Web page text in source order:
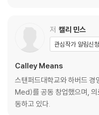
4장. 당신의 몸에 답이 있다
웨어러블 기기에서 통찰을 얻다
증상은 선물이다
몸이 고장 나기 전에 파악하기
연속 혈당
15분 진료보다 값진 생체 지표 측
저 캘리 민스
관심작가 알림신청
Calley Means
스탠퍼드대학교와 하버드
Med)를 공동 창업했으며, 의
동하고 있다.